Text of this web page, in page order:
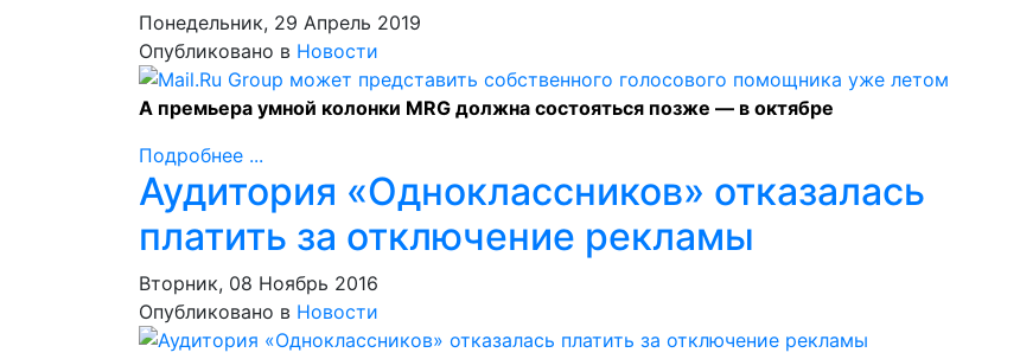
Понедельник, 29 Апрель 2019
Опубликовано в Новости
А премьера умной колонки MRG должна состояться позже — в октябре
Подробнее ...
Аудитория «Одноклассников» отказалась
платить за отключение рекламы
Вторник, 08 Ноябрь 2016
Опубликовано в Новости